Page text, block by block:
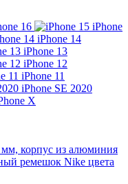
16
iPhone
iPhone 14
iPhone 13
iPhone 12
iPhone 11
iPhone SE 2020
X